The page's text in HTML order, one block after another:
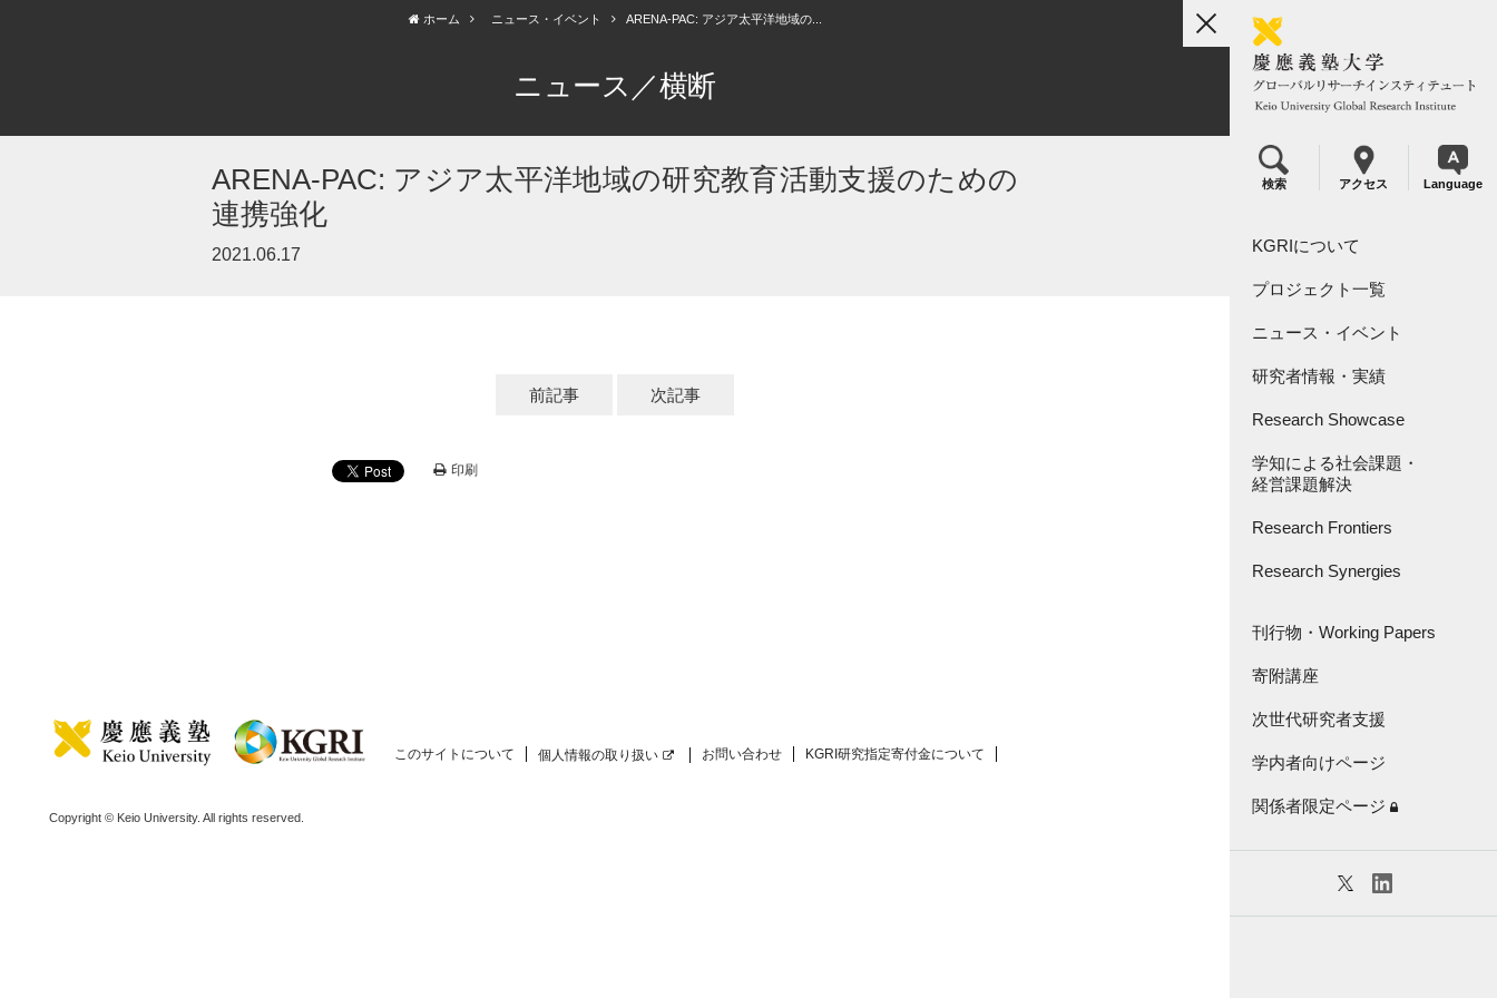
toggle
navigation
検索 アクセス Language
KGRIについて
組織概要
リーダーシップ
KGRI研究指定寄付金につい
プロジェクト一覧
KGRI研究プロジェクト
KGRI内センター
ニュース・イベント
研究者情報・実績
Research Showcase
Research Video Index
研究支援事業
Great Thinker Series
学知による社会課題・
経営課題解決
Research Frontiers
論文紹介
Research Synergies
刊行物・Working Papers
刊行物
Working Papers
寄附講座
次世代研究者支援
KGRI独自の研究補助金
特任教員紹介
学内者向けページ
関係者限定ページ
ホーム ニュース・イベント ARENA-PAC: アジア太平洋地域の...
ニュース／横断
ARENA-PAC: アジア太平洋地域の研究教育活動支援のための
連携強化
2021.06.17
前記事 次記事
印刷
このサイトについて 個人情報の取り扱い お問い合わせ KGRI研究指定寄付金について
Copyright © Keio University. All rights reserved.